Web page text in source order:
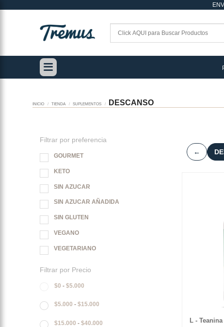
INICIO / TIENDA / SUPLEMENTOS / DESCANSO
Filtrar por preferencia
GOURMET
KETO
SIN AZUCAR
SIN AZUCAR AÑADIDA
SIN GLUTEN
VEGANO
VEGETARIANO
Filtrar por Precio
$0 -$5.000
$5.000 -$15.000
$15.000 -$40.000
←
L -